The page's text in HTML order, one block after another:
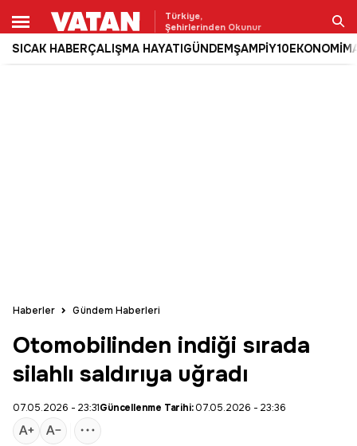
Türkiye,
Şehirlerinden Okunur
SICAK HABERÇALIŞMA HAYATIGÜNDEMŞAMPİY10EKONOMİ
Ara
Haberler Gündem Haberleri
Otomobilinden indiği sırada
silahlı saldırıya uğradı
07.05.2026 - 23:31Güncellenme Tarihi:07.05.2026 - 23:36